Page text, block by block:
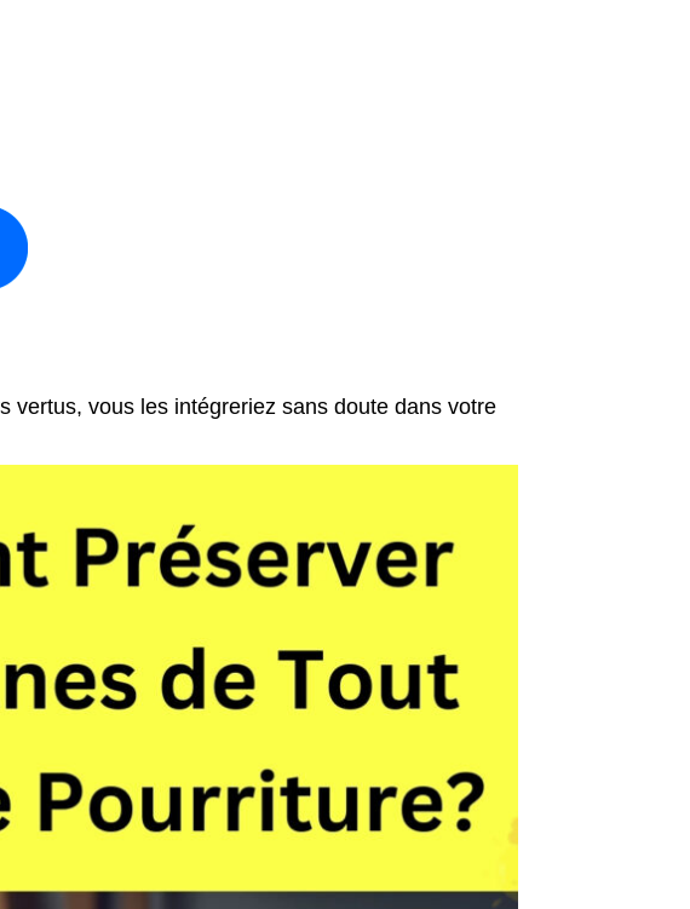
vertus, vous les intégreriez sans doute dans votre